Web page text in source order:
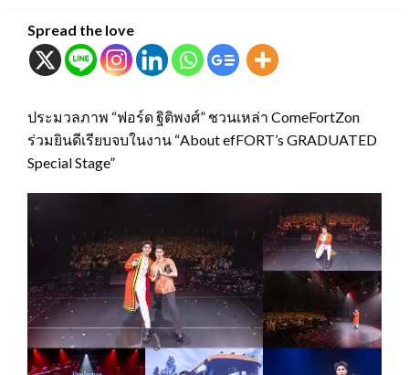
Spread the love
ประมวลภาพ “ฟอร์ด ฐิติพงศ์” ชวนเหล่า ComeFortZon
ร่วมยินดีเรียบจบในงาน “About efFORT’s GRADUATED
Special Stage”